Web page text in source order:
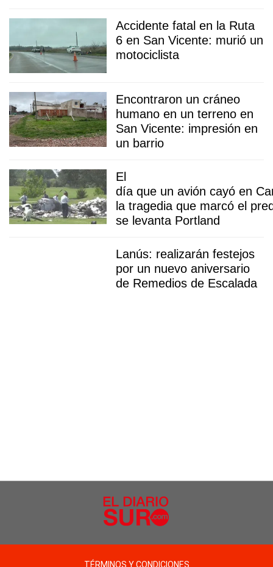
Accidente fatal en la Ruta
6 en San Vicente: murió un
motociclista
Encontraron un cráneo
humano en un terreno en
San Vicente: impresión en
un barrio
El
día que un avión cayó en
la tragedia que marcó el
se levanta Portland
Lanús: realizarán festejos
por un nuevo aniversario
de Remedios de Escalada
TÉRMINOS Y CONDICIONES